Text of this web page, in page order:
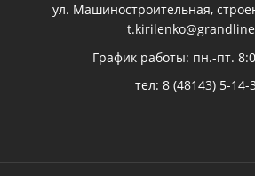
ул. Машиностроительная,
График работы: пн.-пт.
тел: 8 (48143) 5-14-